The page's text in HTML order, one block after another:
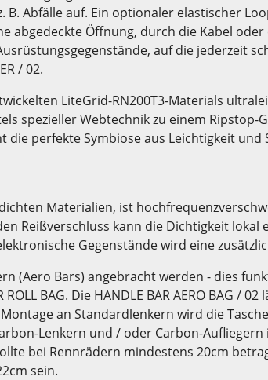
B. Abfälle auf. Ein optionaler elastischer
abgedeckte Öffnung, durch die Kabel
auf die jederzeit
/ 02.
LiteGrid-RN200T3-Materials
spezieller Webtechnik zu einem Ripstop-
perfekte Symbiose aus Leichtigkeit
Materialien, ist
Reißverschluss kann die Dichtigkeit
Gegenstände wird eine
(Aero Bars) angebracht werden - dies
BAG. Die HANDLE BAR AERO BAG /
an Standardlenkern wird die
Lenkern und / oder Carbon-
bei Rennrädern mindestens 20cm
sein.